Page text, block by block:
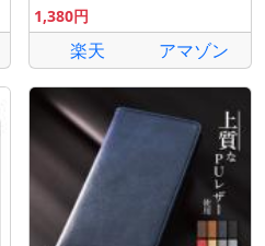
1,380円
楽天 アマゾン